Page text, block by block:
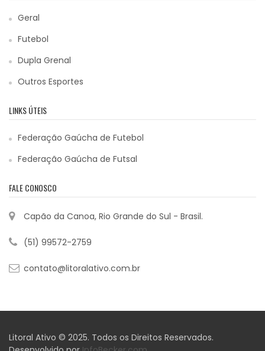
Geral
Futebol
Dupla Grenal
Outros Esportes
LINKS ÚTEIS
Federação Gaúcha de Futebol
Federação Gaúcha de Futsal
FALE CONOSCO
Capão da Canoa, Rio Grande do Sul - Brasil.
(51) 99572-2759
contato@litoralativo.com.br
Litoral Ativo © 2025. Todos os Direitos Reservados.